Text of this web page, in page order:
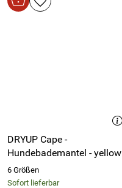
DRYUP Cape -
Hundebademantel - yellow
6 Größen
Sofort lieferbar